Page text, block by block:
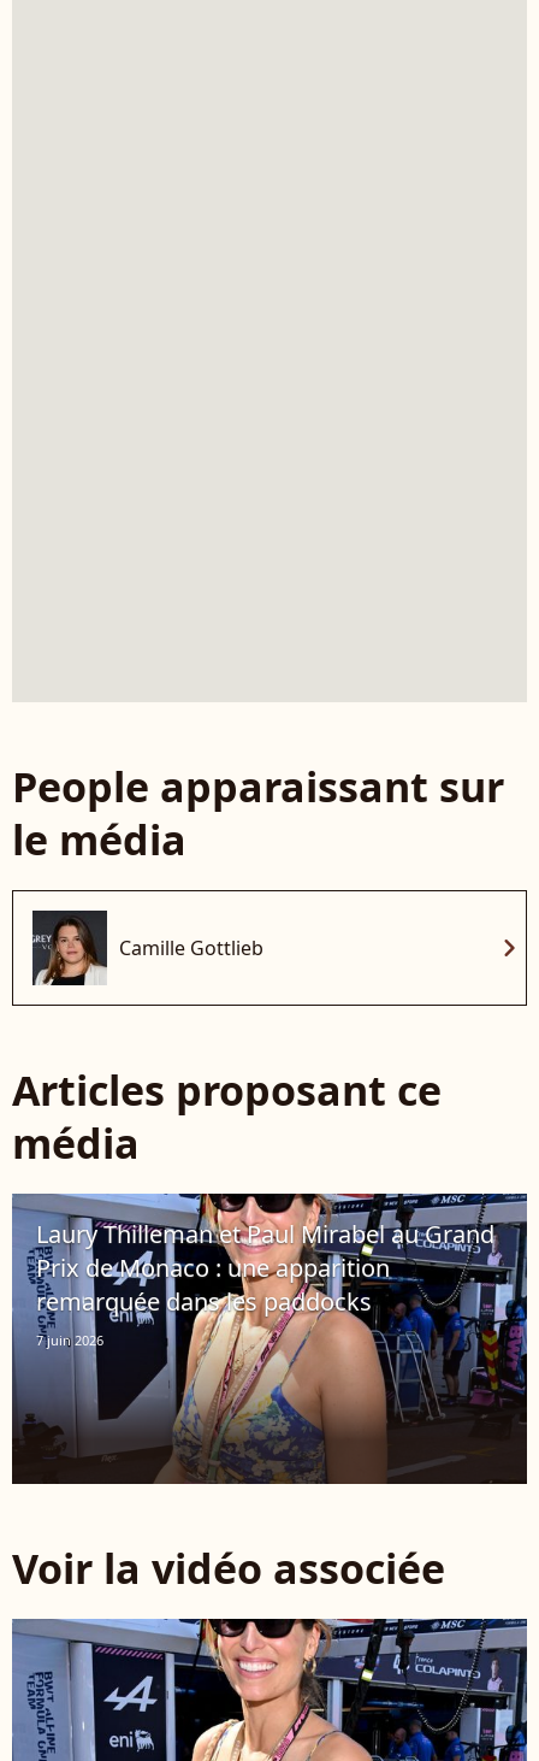
People apparaissant sur
le média
Camille Gottlieb chevron_right
Articles proposant ce
média
Laury Thilleman et Paul Mirabel au Grand
Prix de Monaco : une apparition
remarquée dans les paddocks
7 juin 2026
Voir la vidéo associée